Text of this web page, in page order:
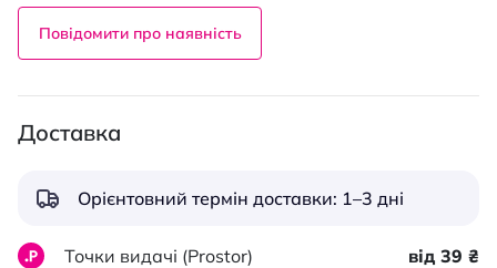
Повідомити про наявність
Доставка
Орієнтовний термін доставки: 1–3 дні
Точки видачі (Prostor) від 39 ₴